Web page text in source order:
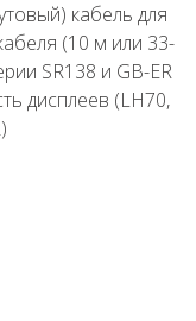
кабель для
(10 м или 33-
SR138 и GB-ER
дисплеев (LH70,